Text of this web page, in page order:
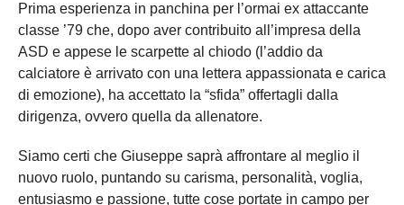
Prima esperienza in panchina per l’ormai ex attaccante
classe ’79 che, dopo aver contribuito all’impresa della
ASD e appese le scarpette al chiodo (l’addio da
calciatore è arrivato con una lettera appassionata e carica
di emozione), ha accettato la “sfida” offertagli dalla
dirigenza, ovvero quella da allenatore.
Siamo certi che Giuseppe saprà affrontare al meglio il
nuovo ruolo, puntando su carisma, personalità, voglia,
entusiasmo e passione, tutte cose portate in campo per